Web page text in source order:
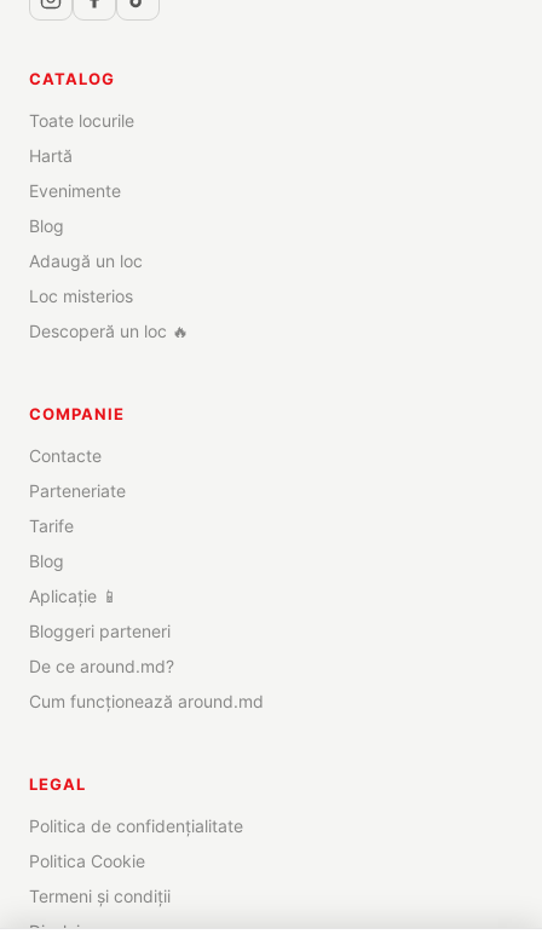
CATALOG
Toate locurile
Hartă
Evenimente
Blog
Adaugă un loc
Loc misterios
Descoperă un loc 🔥
COMPANIE
Contacte
Parteneriate
Tarife
Blog
Aplicație 📱
Bloggeri parteneri
De ce around.md?
Cum funcționează around.md
LEGAL
Politica de confidențialitate
Politica Cookie
Termeni și condiții